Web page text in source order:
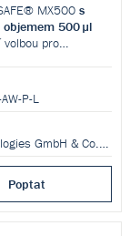
MX500 s
500 µl
volbou pro
efektivním
a snadnou
Vhodné pro krev,
i proteinové
P-L
LVL technologies GmbH & Co.KG
Poptat